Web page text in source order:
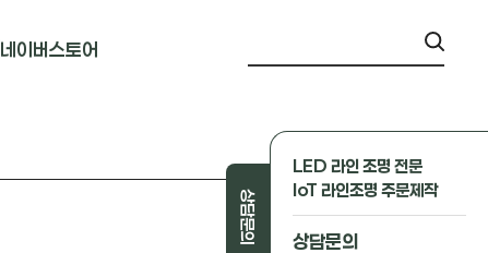
네이버스토어
상담문의
LED 라인 조명 전문
IoT 라인조명 주문제작
상담문의